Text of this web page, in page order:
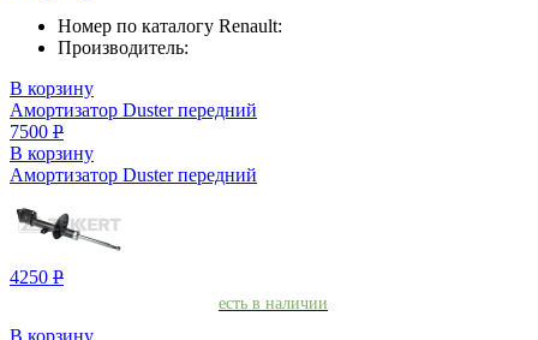
Номер по каталогу Renault:
Производитель:
В корзину
Амортизатор Duster передний
7500 Р
В корзину
Амортизатор Duster передний
4250 Р
есть в наличии